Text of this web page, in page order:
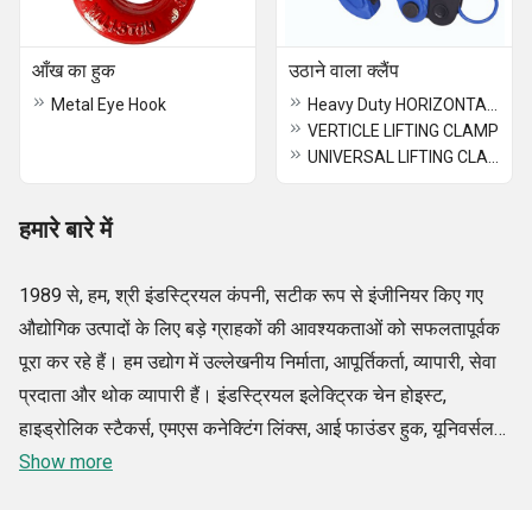
आँख का हुक
Metal Eye Hook
उठाने वाला क्लैंप
VERTICLE LIFTING CLAMP
हमारे बारे में
1989 से, हम, श्री इंडस्ट्रियल कंपनी, सटीक रूप से इंजीनियर किए गए
औद्योगिक उत्पादों के लिए बड़े ग्राहकों की आवश्यकताओं को सफलतापूर्वक
पूरा कर रहे हैं। हम उद्योग में उल्लेखनीय निर्माता, आपूर्तिकर्ता, व्यापारी, सेवा
प्रदाता और थोक व्यापारी हैं। इंडस्ट्रियल इलेक्ट्रिक चेन होइस्ट,
हाइड्रोलिक स्टैकर्स, एमएस कनेक्टिंग लिंक्स, आई फाउंडर हुक, यूनिवर्सल
लिफ्टिंग क्लैम्प्स और अन्य उत्पादों की अपनी मांगों को पूरा करने के लिए देश
Show more